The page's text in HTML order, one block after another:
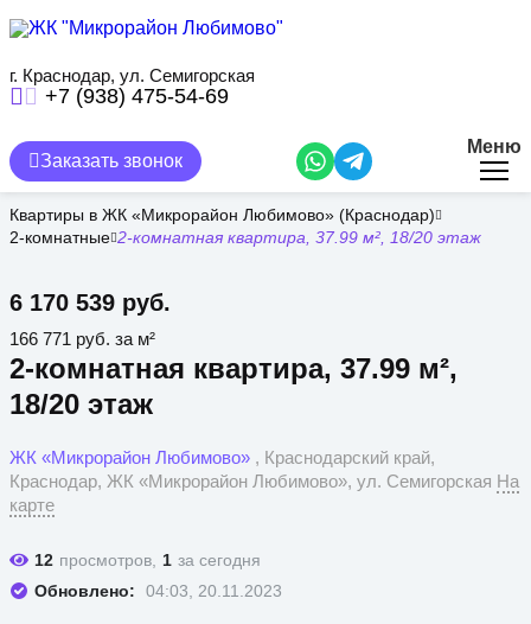
содержанию
г. Краснодар, ул. Семигорская
+7 (938) 475-54-69
Заказать звонок
Меню
Квартиры в ЖК «Микрорайон Любимово» (Краснодар)
2-комнатные 2-комнатная квартира, 37.99 м², 18/20 этаж
2-комнатная квартира, 37.99 м²,
18/20 этаж
6 170 539 руб.
ЖК «Микрорайон Любимово» , Краснодарский край,
Краснодар, ЖК «Микрорайон Любимово», ул. Семигорская На
карте
166 771 руб. за м²
12 просмотров, 1 за сегодня
Обновлено:
04:03, 20.11.2023